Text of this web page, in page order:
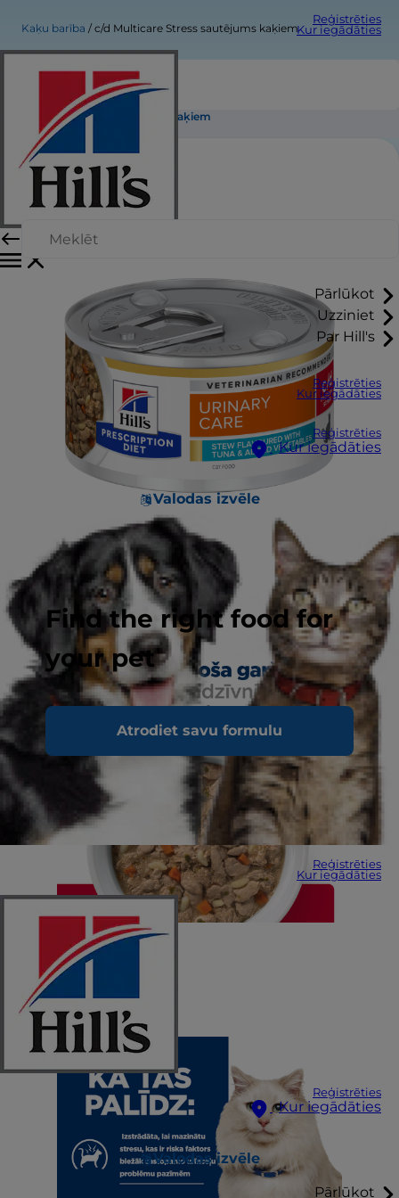
Reģistrēties
Kur iegādāties
Pārlūkot
Uzziniet
Par Hill's
Reģistrēties
Kur iegādāties
Reģistrēties
Kur iegādāties
Valodas izvēle
Find the right food for
your pet
Atrodiet savu formulu
Reģistrēties
Kur iegādāties
Reģistrēties
Kur iegādāties
Valodas izvēle
Pārlūkot
Kaķu barība c/d Multicare Stress sautējums kaķiem
c/d Multicare Stress sautējums kaķiem